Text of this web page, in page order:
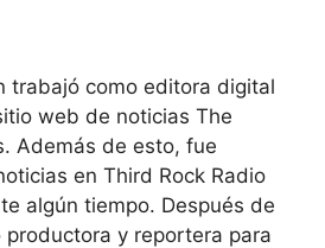
trabajó como editora digital
web de noticias The
Además de esto, fue
en Third Rock Radio
algún tiempo. Después de
y reportera para